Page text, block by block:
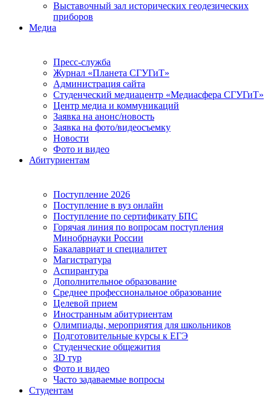
Выставочный зал исторических геодезических
приборов
Медиа
Пресс-служба
Журнал «Планета СГУГиТ»
Администрация сайта
Студенческий медиацентр «Медиасфера СГУГиТ»
Центр медиа и коммуникаций
Заявка на анонс/новость
Заявка на фото/видеосъемку
Новости
Фото и видео
Абитуриентам
Поступление 2026
Поступление в вуз онлайн
Поступление по сертификату БПС
Горячая линия по вопросам поступления
Минобрнауки России
Бакалавриат и специалитет
Магистратура
Аспирантура
Дополнительное образование
Среднее профессиональное образование
Целевой прием
Иностранным абитуриентам
Олимпиады, мероприятия для школьников
Подготовительные курсы к ЕГЭ
Студенческие общежития
3D тур
Фото и видео
Часто задаваемые вопросы
Студентам